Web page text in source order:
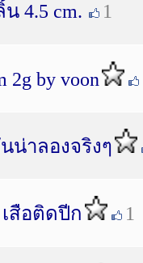
4.5 cm. 1
2g by voon
น่าลองจริงๆ
สือติดปีก 1